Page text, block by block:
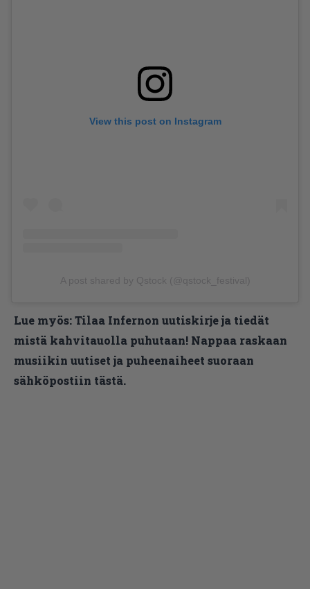
View this post on Instagram
A post shared by Qstock (@qstock_festival)
Lue myös:Tilaa Infernon uutiskirje ja tiedät
mistä kahvitauolla puhutaan! Nappaa raskaan
musiikin uutiset ja puheenaiheet suoraan
sähköpostiin tästä.